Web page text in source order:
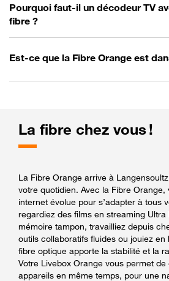
Pourquoi faut-il un décodeur TV
fibre ?
Est-ce que la Fibre Orange est
La fibre chez vous !
La Fibre Orange arrive à
votre quotidien. Avec la Fibre Orange,
internet évolue pour s’adapter à tous
regardiez des films en streaming Ultra
mémoire tampon, travailliez depuis
outils collaboratifs fluides ou jouiez en
fibre optique apporte la stabilité et la
Votre Livebox Orange vous permet
appareils en même temps, pour une